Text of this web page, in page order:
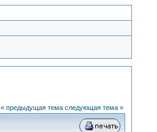
« предыдущая тема следующая тема »